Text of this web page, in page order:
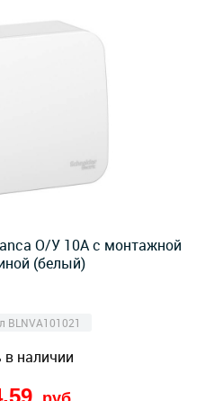
О/У 10А с монтажной
(белый)
BLNVA101021
в наличии